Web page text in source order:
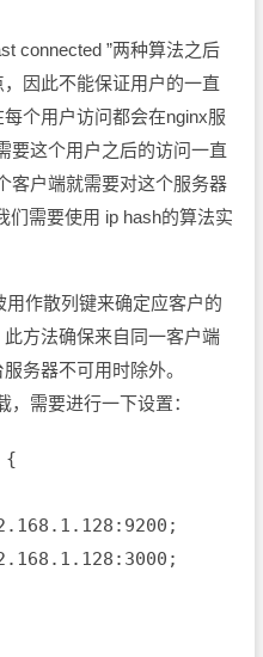
connected ”两种算法之后
因此不能保证用户的一直
个用户访问都会在nginx服
要这个用户之后的访问一直
客户端就需要对这个服务器
们需要使用 ip hash的算法实
作散列键来确定应客户的
方法确保来自同一客户端
务器不可用时除外。
需要进行一下设置：
{